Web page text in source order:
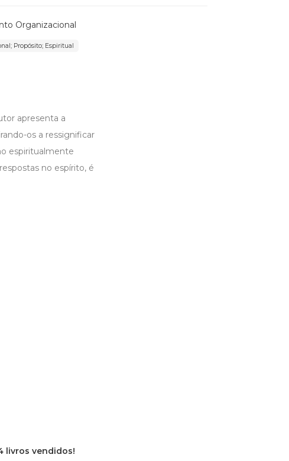
Organizacional
Propósito; Espiritual
apresenta a
os a ressignificar
espiritualmente
no espírito, é
livros vendidos!